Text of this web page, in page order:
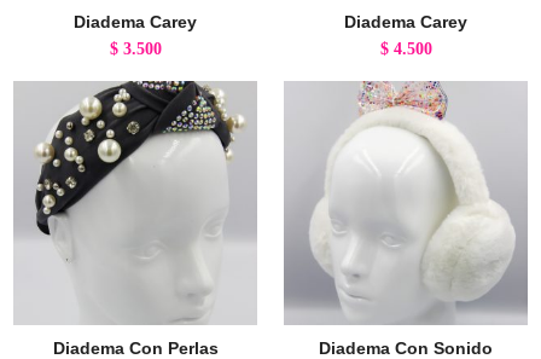
Diadema Carey
$3.500
Diadema Carey
$4.500
Diadema Con Perlas Diadema Con Sonido